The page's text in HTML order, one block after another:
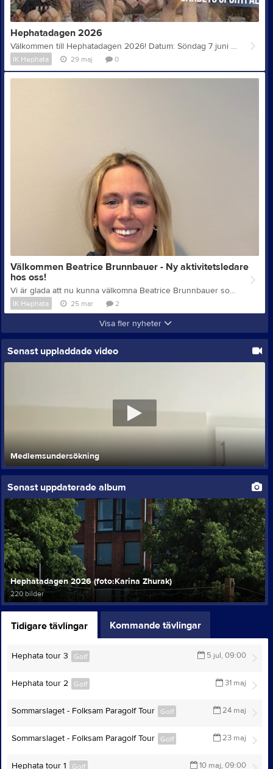
Hephatadagen 2026
Välkommen till Hephatadagen 2026! Datum: Söndag 7 juni Tid: Kl. 10:30–15:30 Plats: Gärdets sportfält vid Kampementsbadet, Sandhamnsgatan 64, 115 40 Stockholm Under dagen finns möjlighet att prova olika aktiviteter, delta i tävlingar eller bara heja på andra. För barn finns aktiviteter tillsammans med Barn- och ungdomssektionen samt möjlighet att träffa vår maskot. Passa även på att träffa våra sektioner och styrelse under dagen. Du kan prova och beställa Hephata-kläder från Stadium på plats. Fika, lätt lunch och annat gott finns att köpa i samarbete med Teckensurra & Teckentullen. Program 10:30 Öppning 11:00–15:00 • Beachvolleyball • Beachpadel • Kubb • Beachsoccer • Basket 11:00–11:30 • Prova på cross-fit • Prova på cirkelträning DÖV + 11:40–12:10 • Prova på cirkelträning 12:20–12:50 • Kubbtävling 13:00–14:00 • Beachvolleyballturnering 14:00–15:00 • Beachsoccerturnering Eventet genomförs även vid regn men kan ställas in vid kraftigt regn eller stark vind.
IK Hephata 29 maj 0
Välkommen Beatrice Brunnbauer - Ny aktivitetsledare
hos oss!
Vi är glada att nu kunna välkomna Beatrice Brunnbauer som ny aktivitetsledare i IK Hephata. Beatrice började sin tjänst måndagen den 23 mars och är anställd på 75 % i en visstidsanställning på ett år till att börja med. Beatrice har flera års erfarenhet av arbete inom dövidrotten och ungdomsverksamhet. Hon har senast varit verksamhetsansvarig i Stockholms Dövas Ungdomsråd där hon arbetat med planering och genomförande av aktiviteter, arrangemang och läger samt haft ansvar för budget, kommunikation och samordning av verksamheten. Hon har även haft uppdrag som ledare inom Svenska Dövidrottsförbundet och arbetat med olika typer av aktiviteter för barn, ungdomar och vuxna. Beatrice har också under många år varit aktiv inom IK Hephatas verksamhet där hon deltagit i föreningens aktiviteter och tävlingar, bland annat inom beachvolleyboll och futsal. Beatrice beskriver själv sitt engagemang så här: "Jag brinner för att skapa möjligheter för andra att hitta glädje i idrotten och utvecklas." Utöver detta har Beatrice erfarenhet av att leda frilufts- och idrottsaktiviteter, arbeta som instruktör samt planera verksamhet för olika målgrupper, vilket ger henne en bred bakgrund i att skapa trygga och utvecklande aktiviteter. I rollen som aktivitetsledare i IK Hephata kommer Beatrice att arbeta med planering och genomförande av föreningens aktiviteter, främst inom målgrupperna barn och ungdom, +65 och paraidrott, samt administrativa uppgifter på föreningens kansli kopplade till verksamheten. Tjänsten finansieras med stöd av bidrag från Region Stockholm och riktar sig till verksamhet inom barn- och ungdomsidrott, paraidrott samt idrott för personer 65+. Vi hälsar Beatrice varmt välkommen till IK Hephata!
IK Hephata 25 mar 2
Visa fler nyheter
Senast uppladdade video
Medlemsundersökning
Senast uppdaterade album
Hephatadagen 2026 (foto:Karina Zhurak)
220 bilder
Tidigare tävlingar Kommande tävlingar
5 jul, 09:00
Golf
Hephata tour 3
31 maj
Golf
Hephata tour 2
24 maj
Golf
Sommarslaget - Folksam Paragolf Tour
23 maj
Golf
Sommarslaget - Folksam Paragolf Tour
10 maj, 09:00
Golf
Hephata tour 1